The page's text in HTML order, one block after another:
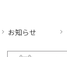
お知らせ